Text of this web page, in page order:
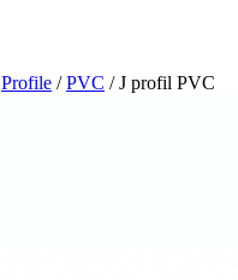
Profile /PVC / J profil PVC